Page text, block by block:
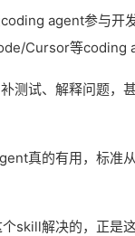
agent参与开
Cursor等coding
测试、解释问题，
真的有用，标准
解决的，正是这